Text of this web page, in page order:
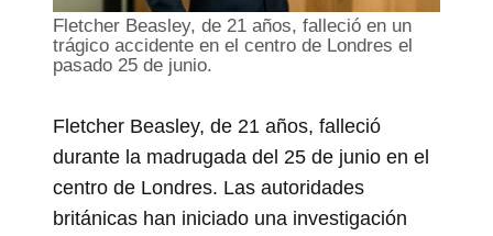
Fletcher Beasley, de 21 años, falleció en un
trágico accidente en el centro de Londres el
pasado 25 de junio.
Fletcher Beasley, de 21 años, falleció
durante la madrugada del 25 de junio en el
centro de Londres. Las autoridades
británicas han iniciado una investigación